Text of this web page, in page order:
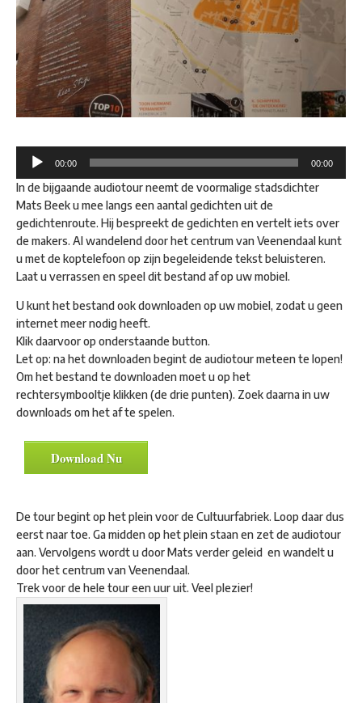
Audiospeler
00:00 00:00
In de bijgaande audiotour neemt de voormalige stadsdichter
Mats Beek u mee langs een aantal gedichten uit de
gedichtenroute. Hij bespreekt de gedichten en vertelt iets over
de makers. Al wandelend door het centrum van Veenendaal kunt
u met de koptelefoon op zijn begeleidende tekst beluisteren.
Laat u verrassen en speel dit bestand af op uw mobiel.
U kunt het bestand ook downloaden op uw mobiel, zodat u geen
internet meer nodig heeft.
Klik daarvoor op onderstaande button.
Let op: na het downloaden begint de audiotour meteen te lopen!
Om het bestand te downloaden moet u op het
rechtersymbooltje klikken (de drie punten). Zoek daarna in uw
downloads om het af te spelen.
Download Nu
De tour begint op het plein voor de Cultuurfabriek. Loop daar dus
eerst naar toe. Ga midden op het plein staan en zet de audiotour
aan. Vervolgens wordt u door Mats verder geleid en wandelt u
door het centrum van Veenendaal.
Trek voor de hele tour een uur uit. Veel plezier!